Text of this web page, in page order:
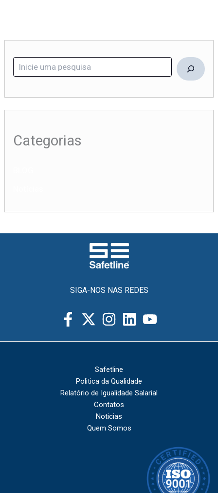
Categorias
SIGA-NOS NAS REDES
Safetline
Politica da Qualidade
Relatório de Igualidade Salarial
Contatos
Noticias
Quem Somos